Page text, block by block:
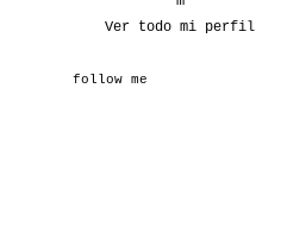
Ver todo mi perfil
follow me